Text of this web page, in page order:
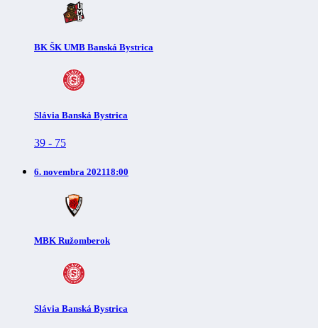
BK ŠK UMB Banská Bystrica
Slávia Banská Bystrica
39 - 75
6. novembra 202118:00
MBK Ružomberok
Slávia Banská Bystrica